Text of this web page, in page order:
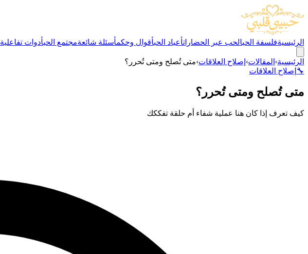
الرئيسيةفلسفة الحبالحب عبر الحضاراتأعياد الحبأقوال وحكمأسئلة شائعةمجتمع الحبأدوات تفاعلية
الرئيسية› المقالات› إصلاح العلاقات›متى تُصلح ومتى تُحرر؟
🔧 إصلاح العلاقات
متى تُصلح ومتى تُحرر؟
كيف تعرف إذا كان هنا عملية شفاء أم حلقة تفككك